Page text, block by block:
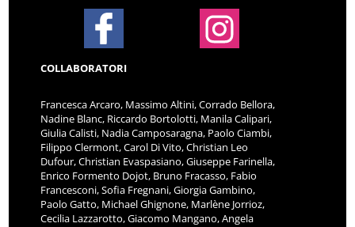
COLLABORATORI
Francesca Arcaro, Massimo Altini, Corrado Bellora,
Nadine Blanc, Riccardo Bortolotti, Manila Calipari,
Giulia Calisti, Nadia Camposaragna, Paolo Ciambi,
Filippo Clermont, Carol Di Vito, Christian Leo
Dufour, Christian Evaspasiano, Giuseppe Farinella,
Enrico Formento Dojot, Bruno Fracasso, Fabio
Francesconi, Sofia Fregnani, Giorgia Gambino,
Paolo Gatto, Michael Ghignone, Marlène Jorrioz,
Cecilia Lazzarotto, Giacomo Mangano, Angela